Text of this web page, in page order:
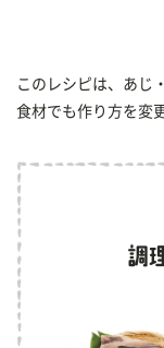
このレシピは、あじ
食材でも作り方を変